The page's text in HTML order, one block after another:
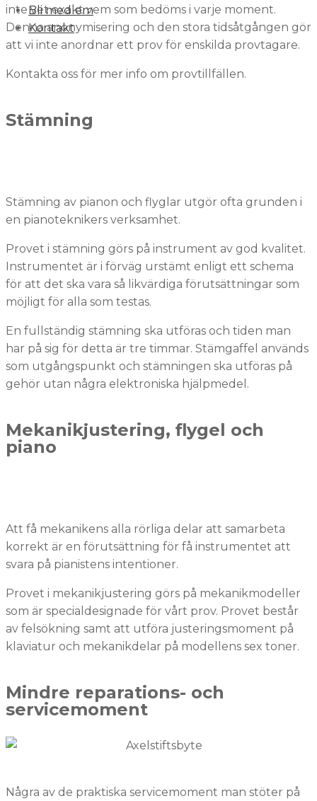
Bli medlem
Kontakt
inte vet exakt vem som bedöms i varje moment.
Denna anonymisering och den stora tidsåtgången gör
att vi inte anordnar ett prov för enskilda provtagare.
Kontakta oss för mer info om provtillfällen.
Stämning
Stämning av pianon och flyglar utgör ofta grunden i
en pianoteknikers verksamhet.
Provet i stämning görs på instrument av god kvalitet.
Instrumentet är i förväg urstämt enligt ett schema
för att det ska vara så likvärdiga förutsättningar som
möjligt för alla som testas.
En fullständig stämning ska utföras och tiden man
har på sig för detta är tre timmar. Stämgaffel används
som utgångspunkt och stämningen ska utföras på
gehör utan några elektroniska hjälpmedel.
Mekanikjustering, flygel och
piano
Att få mekanikens alla rörliga delar att samarbeta
korrekt är en förutsättning för få instrumentet att
svara på pianistens intentioner.
Provet i mekanikjustering görs på mekanikmodeller
som är specialdesignade för vårt prov. Provet består
av felsökning samt att utföra justeringsmoment på
klaviatur och mekanikdelar på modellens sex toner.
Mindre reparations- och
servicemoment
Några av de praktiska servicemoment man stöter på